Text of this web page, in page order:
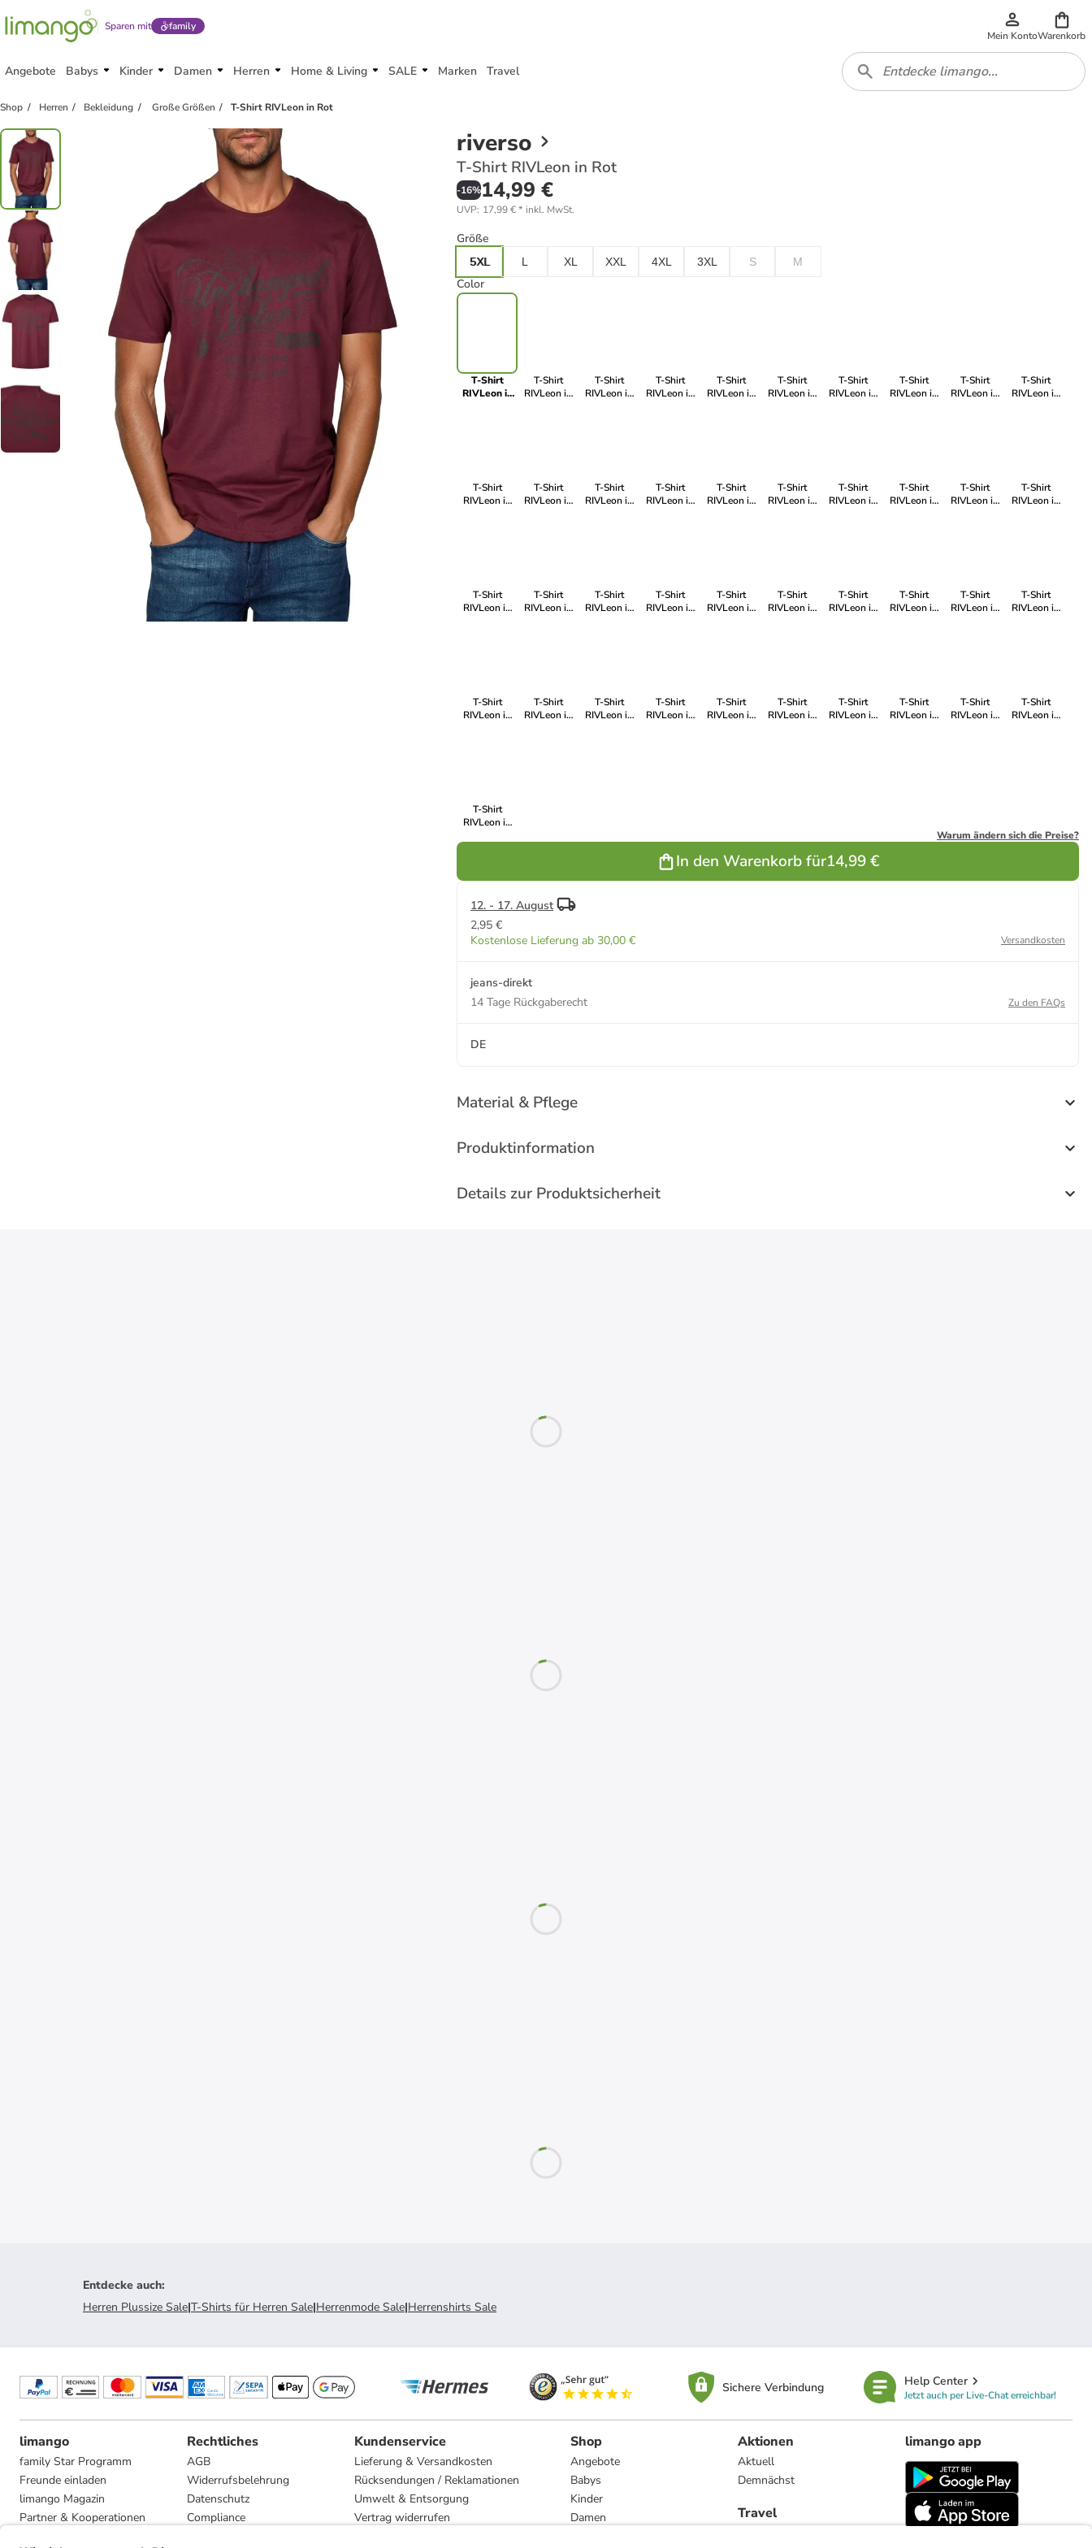
Sparen mit family
Mein KontoWarenkorb
Angebote Babys Kinder Damen Herren Home & Living SALE Marken Travel
Shop Herren Bekleidung Große Größen T-Shirt RIVLeon in Rot
riverso
T-Shirt RIVLeon in Rot
-16%14,99 €
UVP: 17,99 €* inkl. MwSt.
Größe
5XL L XL XXL 4XL 3XL S M
Color
T-Shirt
RIVLeon in
T-Shirt
RIVLeon in
T-Shirt
RIVLeon in
T-Shirt
RIVLeon in
T-Shirt
RIVLeon in
T-Shirt
RIVLeon in
T-Shirt
RIVLeon in
T-Shirt
RIVLeon in
T-Shirt
RIVLeon in
T-Shirt
RIVLeon in
T-Shirt
RIVLeon in
T-Shirt
RIVLeon in
T-Shirt
RIVLeon in
T-Shirt
RIVLeon in
T-Shirt
RIVLeon in
T-Shirt
RIVLeon in
T-Shirt
RIVLeon in
T-Shirt
RIVLeon in
T-Shirt
RIVLeon in
T-Shirt
RIVLeon in
T-Shirt
RIVLeon in
T-Shirt
RIVLeon in
T-Shirt
RIVLeon in
T-Shirt
RIVLeon in
T-Shirt
RIVLeon in
T-Shirt
RIVLeon in
T-Shirt
RIVLeon in
T-Shirt
RIVLeon in
T-Shirt
RIVLeon in
T-Shirt
RIVLeon in
T-Shirt
RIVLeon in
T-Shirt
RIVLeon in
T-Shirt
RIVLeon in
T-Shirt
RIVLeon in
T-Shirt
RIVLeon in
T-Shirt
RIVLeon in
T-Shirt
RIVLeon in
T-Shirt
RIVLeon in
T-Shirt
RIVLeon in
T-Shirt
RIVLeon in
T-Shirt
RIVLeon in
Warum ändern sich die Preise?
In den Warenkorb für14,99 €
12. - 17. August
2,95 €
Kostenlose Lieferung ab 30,00 €
Versandkosten
jeans-direkt
14 Tage Rückgaberecht
Zu den FAQs
DE
Material & Pflege
Produktinformation
Details zur Produktsicherheit
Entdecke auch:
Herren Plussize Sale|T-Shirts für Herren Sale|Herrenmode Sale|Herrenshirts Sale
Sichere Verbindung Help Center
Jetzt auch per Live-Chat erreichbar!
limango
family Star Programm
Freunde einladen
limango Magazin
Partner & Kooperationen
Rechtliches
AGB
Widerrufsbelehrung
Datenschutz
Compliance
Kundenservice
Lieferung & Versandkosten
Rücksendungen / Reklamationen
Umwelt & Entsorgung
Vertrag widerrufen
Shop
Angebote
Babys
Kinder
Damen
Aktionen
Aktuell
Demnächst
Travel
limango app